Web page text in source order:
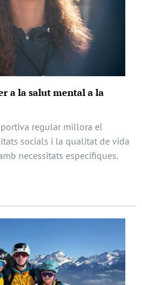
a la salut mental a la
regular millora el
socials i la qualitat de vida
necessitats específiques.